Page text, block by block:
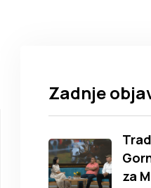
Zadnje
za